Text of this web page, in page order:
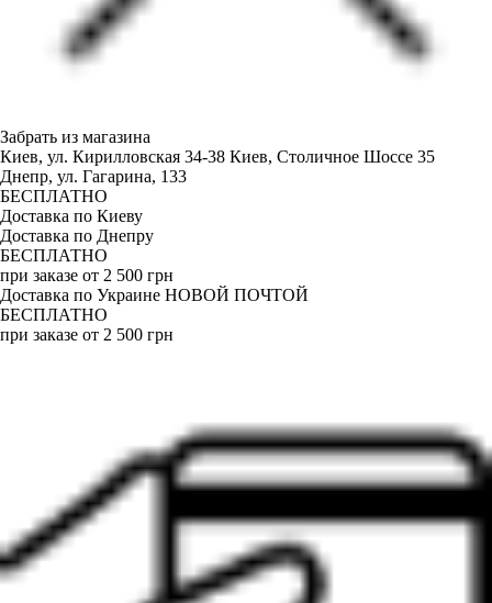
Забрать из магазина
Киев, ул. Кирилловская 34-38 Киев, Столичное Шоссе 35
Днепр, ул. Гагарина, 133
БЕСПЛАТНО
Доставка по Киеву
Доставка по Днепру
БЕСПЛАТНО
при заказе от 2 500 грн
Доставка по Украине НОВОЙ ПОЧТОЙ
БЕСПЛАТНО
при заказе от 2 500 грн